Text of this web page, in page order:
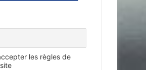
les règles de